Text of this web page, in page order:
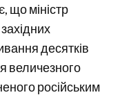
що міністр
десятків
величезного
російським